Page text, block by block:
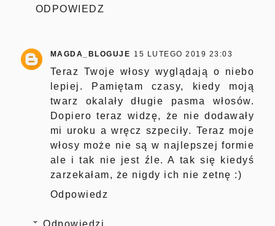
ODPOWIEDZ
MAGDA_BLOGUJE 15 LUTEGO 2019 23:03
Teraz Twoje włosy wyglądają o niebo
lepiej. Pamiętam czasy, kiedy moją
twarz okalały długie pasma włosów.
Dopiero teraz widzę, że nie dodawały
mi uroku a wręcz szpeciły. Teraz moje
włosy może nie są w najlepszej formie
ale i tak nie jest źle. A tak się kiedyś
zarzekałam, że nigdy ich nie zetnę :)
Odpowiedz
Odpowiedzi